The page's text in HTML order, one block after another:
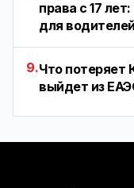
права с 17
для
9.Что потеряет
выйдет из